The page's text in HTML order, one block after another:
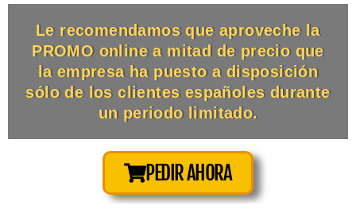
Le recomendamos que aproveche la
PROMO online a mitad de precio que
la empresa ha puesto a disposición
sólo de los clientes españoles durante
un periodo limitado.
PEDIR AHORA